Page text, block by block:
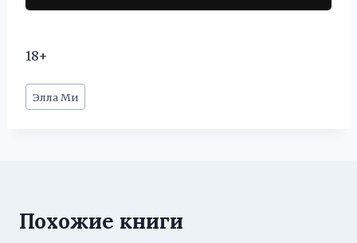
18+
Метки
записи:
Элла Ми
Похожие книги